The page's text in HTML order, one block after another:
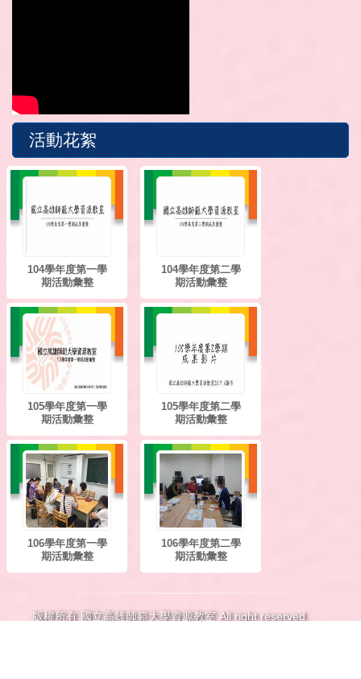
活動花絮
104學年度第一學
期活動彙整
104學年度第二學
期活動彙整
105學年度第一學
期活動彙整
105學年度第二學
期活動彙整
106學年度第一學
期活動彙整
106學年度第二學
期活動彙整
版權所有 國立高雄師範大學資源教室 All right reserved.